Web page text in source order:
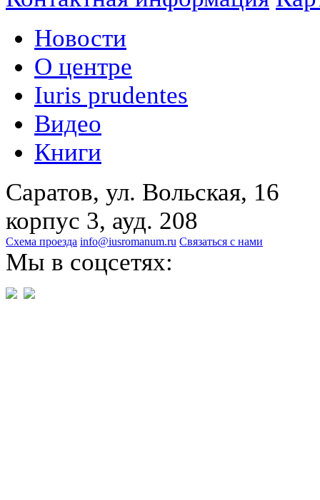
Новости
О центре
Iuris prudentes
Видео
Книги
Саратов, ул. Вольская, 16
корпус 3, ауд. 208
Схема проезда info@iusromanum.ru Связаться с нами
Мы в соцсетях: